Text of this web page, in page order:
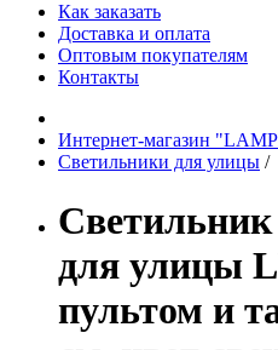
Как заказать
Доставка и оплата
Оптовым покупателям
Контакты
Интернет-магазин
Светильники для улицы /
для улицы
пультом и